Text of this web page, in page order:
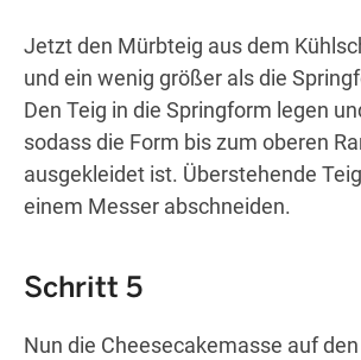
Jetzt den Mürbteig aus dem
und ein wenig größer als die
Den Teig in die Springform legen
sodass die Form bis zum oberen
ausgekleidet ist. Überstehende
einem Messer abschneiden.
Schritt 5
Nun die Cheesecakemasse auf